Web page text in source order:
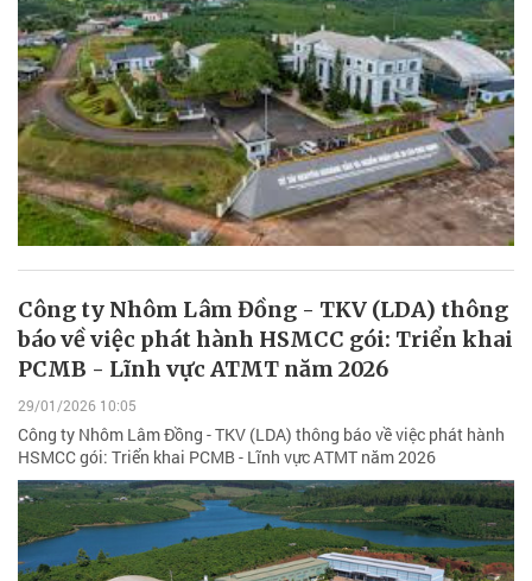
Công ty Nhôm Lâm Đồng - TKV (LDA) thông
báo về việc phát hành HSMCC gói: Triển khai
PCMB - Lĩnh vực ATMT năm 2026
29/01/2026 10:05
Công ty Nhôm Lâm Đồng - TKV (LDA) thông báo về việc phát hành
HSMCC gói: Triển khai PCMB - Lĩnh vực ATMT năm 2026